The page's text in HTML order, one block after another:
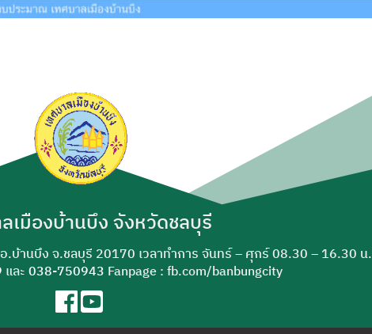
เมืองบ้านบึง จังหวัดชลบุรี
บ้านบึง จ.ชลบุรี 20170 เวลาทำการ จันทร์ – ศุกร์ 08.30 – 16.30 น.
และ038-750943 Fanpage : fb.com/banbungcity